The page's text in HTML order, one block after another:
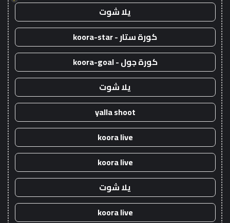
يلا شوت
كورة ستار - koora-star
كورة جول - koora-goal
يلا شوت
yalla shoot
koora live
koora live
يلا شوت
koora live